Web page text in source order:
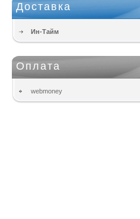
Доставка
Ин-Тайм
Оплата
webmoney